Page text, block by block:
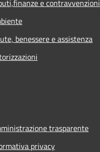
e contravvenzioni
benessere e assistenza
trasparente
privacy